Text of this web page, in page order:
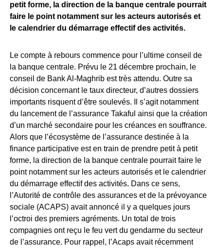
petit forme, la direction de la banque centrale pourrait
faire le point notamment sur les acteurs autorisés et
le calendrier du démarrage effectif des activités.
Le compte à rebours commence pour l’ultime conseil de
la banque centrale. Prévu le 21 décembre prochain, le
conseil de Bank Al-Maghrib est très attendu. Outre sa
décision concernant le taux directeur, d’autres dossiers
importants risquent d’être soulevés. Il s’agit notamment
du lancement de l’assurance Takaful ainsi que la création
d’un marché secondaire pour les créances en souffrance.
Alors que l’écosystème de l’assurance destinée à la
finance participative est en train de prendre petit à petit
forme, la direction de la banque centrale pourrait faire le
point notamment sur les acteurs autorisés et le calendrier
du démarrage effectif des activités. Dans ce sens,
l’Autorité de contrôle des assurances et de la prévoyance
sociale (ACAPS) avait annoncé il y a quelques jours
l’octroi des premiers agréments. Un total de trois
compagnies ont reçu le feu vert du gendarme du secteur
de l’assurance. Pour rappel, l’Acaps avait récemment